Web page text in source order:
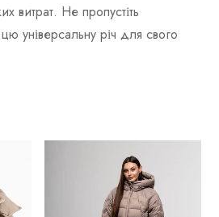
витрат. Не пропустіть
універсальну річ для свого